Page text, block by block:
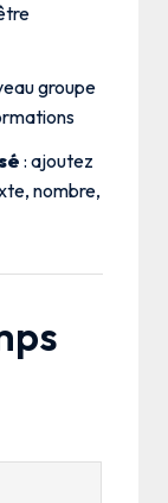
groupe
: ajoutez
nombre,